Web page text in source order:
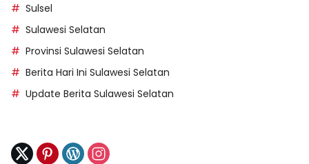
Sulsel
Sulawesi Selatan
Provinsi Sulawesi Selatan
Berita Hari Ini Sulawesi Selatan
Update Berita Sulawesi Selatan